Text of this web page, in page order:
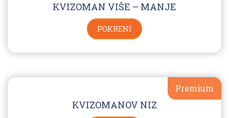
KVIZOMAN VIŠE – MANJE
POKRENI
Premium
KVIZOMANOV NIZ